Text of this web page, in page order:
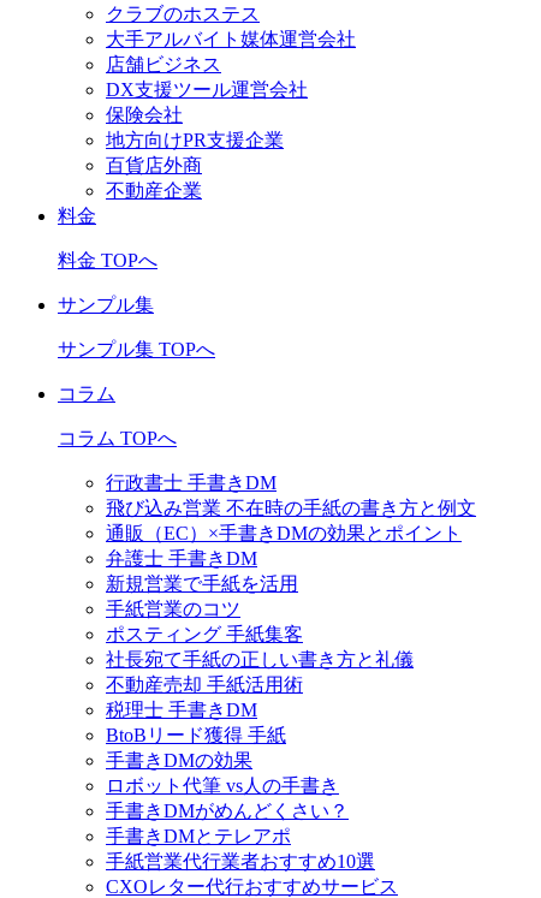
クラブのホステス
大手アルバイト媒体運営会社
店舗ビジネス
DX支援ツール運営会社
保険会社
地方向けPR支援企業
百貨店外商
不動産企業
料金
料金 TOPへ
サンプル集
サンプル集 TOPへ
コラム
コラム TOPへ
行政書士 手書きDM
飛び込み営業 不在時の手紙の書き方と例文
通販（EC）×手書きDMの効果とポイント
弁護士 手書きDM
新規営業で手紙を活用
手紙営業のコツ
ポスティング 手紙集客
社長宛て手紙の正しい書き方と礼儀
不動産売却 手紙活用術
税理士 手書きDM
BtoBリード獲得 手紙
手書きDMの効果
ロボット代筆 vs人の手書き
手書きDMがめんどくさい？
手書きDMとテレアポ
手紙営業代行業者おすすめ10選
CXOレター代行おすすめサービス